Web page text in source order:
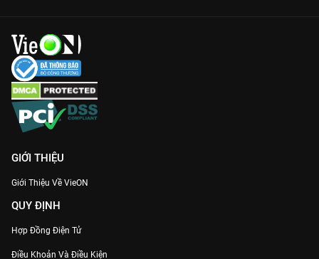
GIỚI THIỆU
Giới Thiệu Về VieON
QUY ĐỊNH
Hợp Đồng Điện Tử
Điều Khoản Và Điều Kiện